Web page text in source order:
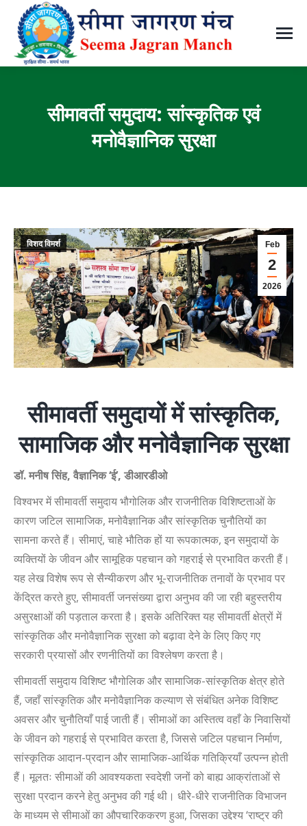
सीमावर्ती समुदाय: सांस्कृतिक एवं
मनोवैज्ञानिक सुरक्षा
Feb
2
2026
विशद विमर्श
सीमावर्ती समुदायों में सांस्कृतिक,
सामाजिक और मनोवैज्ञानिक सुरक्षा
डॉ. मनीष सिंह, वैज्ञानिक‘ई’, डीआरडीओ
विश्वभर में सीमावर्ती समुदाय भौगोलिक और राजनीतिक विशिष्टताओं के
कारण जटिल सामाजिक, मनोवैज्ञानिक और सांस्कृतिक चुनौतियों का
सामना करते हैं। सीमाएं, चाहे भौतिक हों या रूपकात्मक, इन समुदायों के
व्यक्तियों के जीवन और सामूहिक पहचान को गहराई से प्रभावित करती हैं।
यह लेख विशेष रूप से सैन्यीकरण और भू-राजनीतिक तनावों के प्रभाव पर
केंद्रित करते हुए, सीमावर्ती जनसंख्या द्वारा अनुभव की जा रही बहुस्तरीय
असुरक्षाओं की पड़ताल करता है। इसके अतिरिक्त यह सीमावर्ती क्षेत्रों में
सांस्कृतिक और मनोवैज्ञानिक सुरक्षा को बढ़ावा देने के लिए किए गए
सरकारी प्रयासों और रणनीतियों का विश्लेषण करता है।
सीमावर्ती समुदाय विशिष्ट भौगोलिक और सामाजिक-सांस्कृतिक क्षेत्र होते
हैं, जहाँ सांस्कृतिक और मनोवैज्ञानिक कल्याण से संबंधित अनेक विशिष्ट
अवसर और चुनौतियाँ पाई जाती हैं। सीमाओं का अस्तित्व वहाँ के निवासियों
के जीवन को गहराई से प्रभावित करता है, जिससे जटिल पहचान निर्माण,
सांस्कृतिक आदान-प्रदान और सामाजिक-आर्थिक गतिक्रियाँ उत्पन्न होती
हैं। मूलतः सीमाओं की आवश्यकता स्वदेशी जनों को बाह्य आक्रांताओं से
सुरक्षा प्रदान करने हेतु अनुभव की गई थी। धीरे-धीरे राजनीतिक विभाजन
के माध्यम से सीमाओं का औपचारिककरण हुआ, जिसका उद्देश्य ‘राष्ट्र की